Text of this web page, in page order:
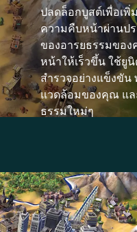
ปลดล็อกบูสต์เพื่อเพิ่
ความคืบหน้าผ่านป
ของอารยธรรมของ
หน้าให้เร็วขึ้น ใช้ยู
สำรวจอย่างแข็งขัน
แวดล้อมของคุณ แ
ธรรมใหม่ๆ